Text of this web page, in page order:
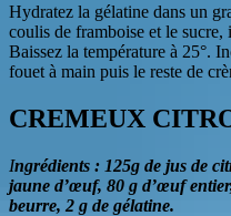
Hydratez la gélatine dans un
coulis de framboise et le sucre,
Baissez la température à 25°.
fouet à main puis le reste de
CREMEUX
Ingrédients : 125g de jus de
jaune d’œuf, 80 g d’œuf
beurre, 2 g de gélatine.